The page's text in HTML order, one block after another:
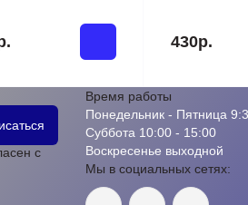
430р.
с
Время работы
Понедельник - Пятница
Суббота 10:00 - 15:00
Воскресенье выходной
Мы в социальных сетях: